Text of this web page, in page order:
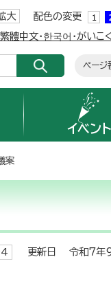
大 配色の変更
體中文・한국어・がいこ
ページ
イベント
案
更新日 令和7年